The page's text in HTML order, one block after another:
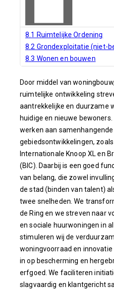
8.1 Ruimtelijke Ordening
8.2 Grondexploitatie (niet-
8.3 Wonen en bouwen
Door middel van
ruimtelijke ontwikkeling
aantrekkelijke en duurzame
huidige en nieuwe
werken aan
gebiedsontwikkelingen,
Internationale Knoop XL en
(BIC). Daarbij is een goed
van belang, die zowel
de stad (binden van talent)
twee snelheden. We
de Ring en we streven naar
en sociale huurwoningen in
stimuleren wij de
woningvoorraad en
in op bescherming en
erfgoed. We faciliteren
slagvaardig en klantgericht